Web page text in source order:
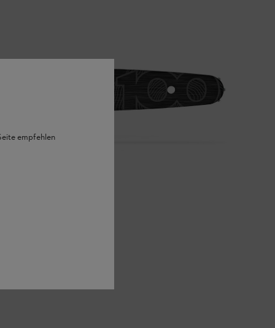
empfehlen